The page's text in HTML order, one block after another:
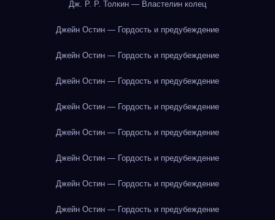
Дж. Р. Р. Толкин — Властелин колец
Джейн Остин — Гордость и предубеждение
Джейн Остин — Гордость и предубеждение
Джейн Остин — Гордость и предубеждение
Джейн Остин — Гордость и предубеждение
Джейн Остин — Гордость и предубеждение
Джейн Остин — Гордость и предубеждение
Джейн Остин — Гордость и предубеждение
Джейн Остин — Гордость и предубеждение